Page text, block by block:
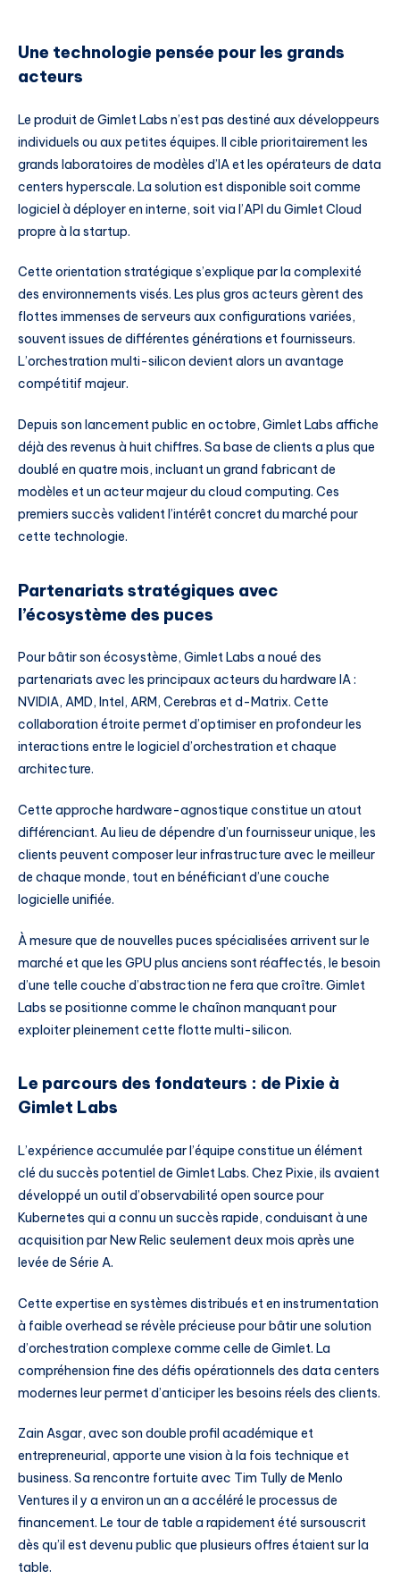
Une technologie pensée pour les grands
acteurs
Le produit de Gimlet Labs n’est pas destiné aux développeurs
individuels ou aux petites équipes. Il cible prioritairement les
grands laboratoires de modèles d’IA et les opérateurs de data
centers hyperscale. La solution est disponible soit comme
logiciel à déployer en interne, soit via l’API du Gimlet Cloud
propre à la startup.
Cette orientation stratégique s’explique par la complexité
des environnements visés. Les plus gros acteurs gèrent des
flottes immenses de serveurs aux configurations variées,
souvent issues de différentes générations et fournisseurs.
L’orchestration multi-silicon devient alors un avantage
compétitif majeur.
Depuis son lancement public en octobre, Gimlet Labs affiche
déjà des revenus à huit chiffres. Sa base de clients a plus que
doublé en quatre mois, incluant un grand fabricant de
modèles et un acteur majeur du cloud computing. Ces
premiers succès valident l’intérêt concret du marché pour
cette technologie.
Partenariats stratégiques avec
l’écosystème des puces
Pour bâtir son écosystème, Gimlet Labs a noué des
partenariats avec les principaux acteurs du hardware IA :
NVIDIA, AMD, Intel, ARM, Cerebras et d-Matrix. Cette
collaboration étroite permet d’optimiser en profondeur les
interactions entre le logiciel d’orchestration et chaque
architecture.
Cette approche hardware-agnostique constitue un atout
différenciant. Au lieu de dépendre d’un fournisseur unique, les
clients peuvent composer leur infrastructure avec le meilleur
de chaque monde, tout en bénéficiant d’une couche
logicielle unifiée.
À mesure que de nouvelles puces spécialisées arrivent sur le
marché et que les GPU plus anciens sont réaffectés, le besoin
d’une telle couche d’abstraction ne fera que croître. Gimlet
Labs se positionne comme le chaînon manquant pour
exploiter pleinement cette flotte multi-silicon.
Le parcours des fondateurs : de Pixie à
Gimlet Labs
L’expérience accumulée par l’équipe constitue un élément
clé du succès potentiel de Gimlet Labs. Chez Pixie, ils avaient
développé un outil d’observabilité open source pour
Kubernetes qui a connu un succès rapide, conduisant à une
acquisition par New Relic seulement deux mois après une
levée de Série A.
Cette expertise en systèmes distribués et en instrumentation
à faible overhead se révèle précieuse pour bâtir une solution
d’orchestration complexe comme celle de Gimlet. La
compréhension fine des défis opérationnels des data centers
modernes leur permet d’anticiper les besoins réels des clients.
Zain Asgar, avec son double profil académique et
entrepreneurial, apporte une vision à la fois technique et
business. Sa rencontre fortuite avec Tim Tully de Menlo
Ventures il y a environ un an a accéléré le processus de
financement. Le tour de table a rapidement été sursouscrit
dès qu’il est devenu public que plusieurs offres étaient sur la
table.